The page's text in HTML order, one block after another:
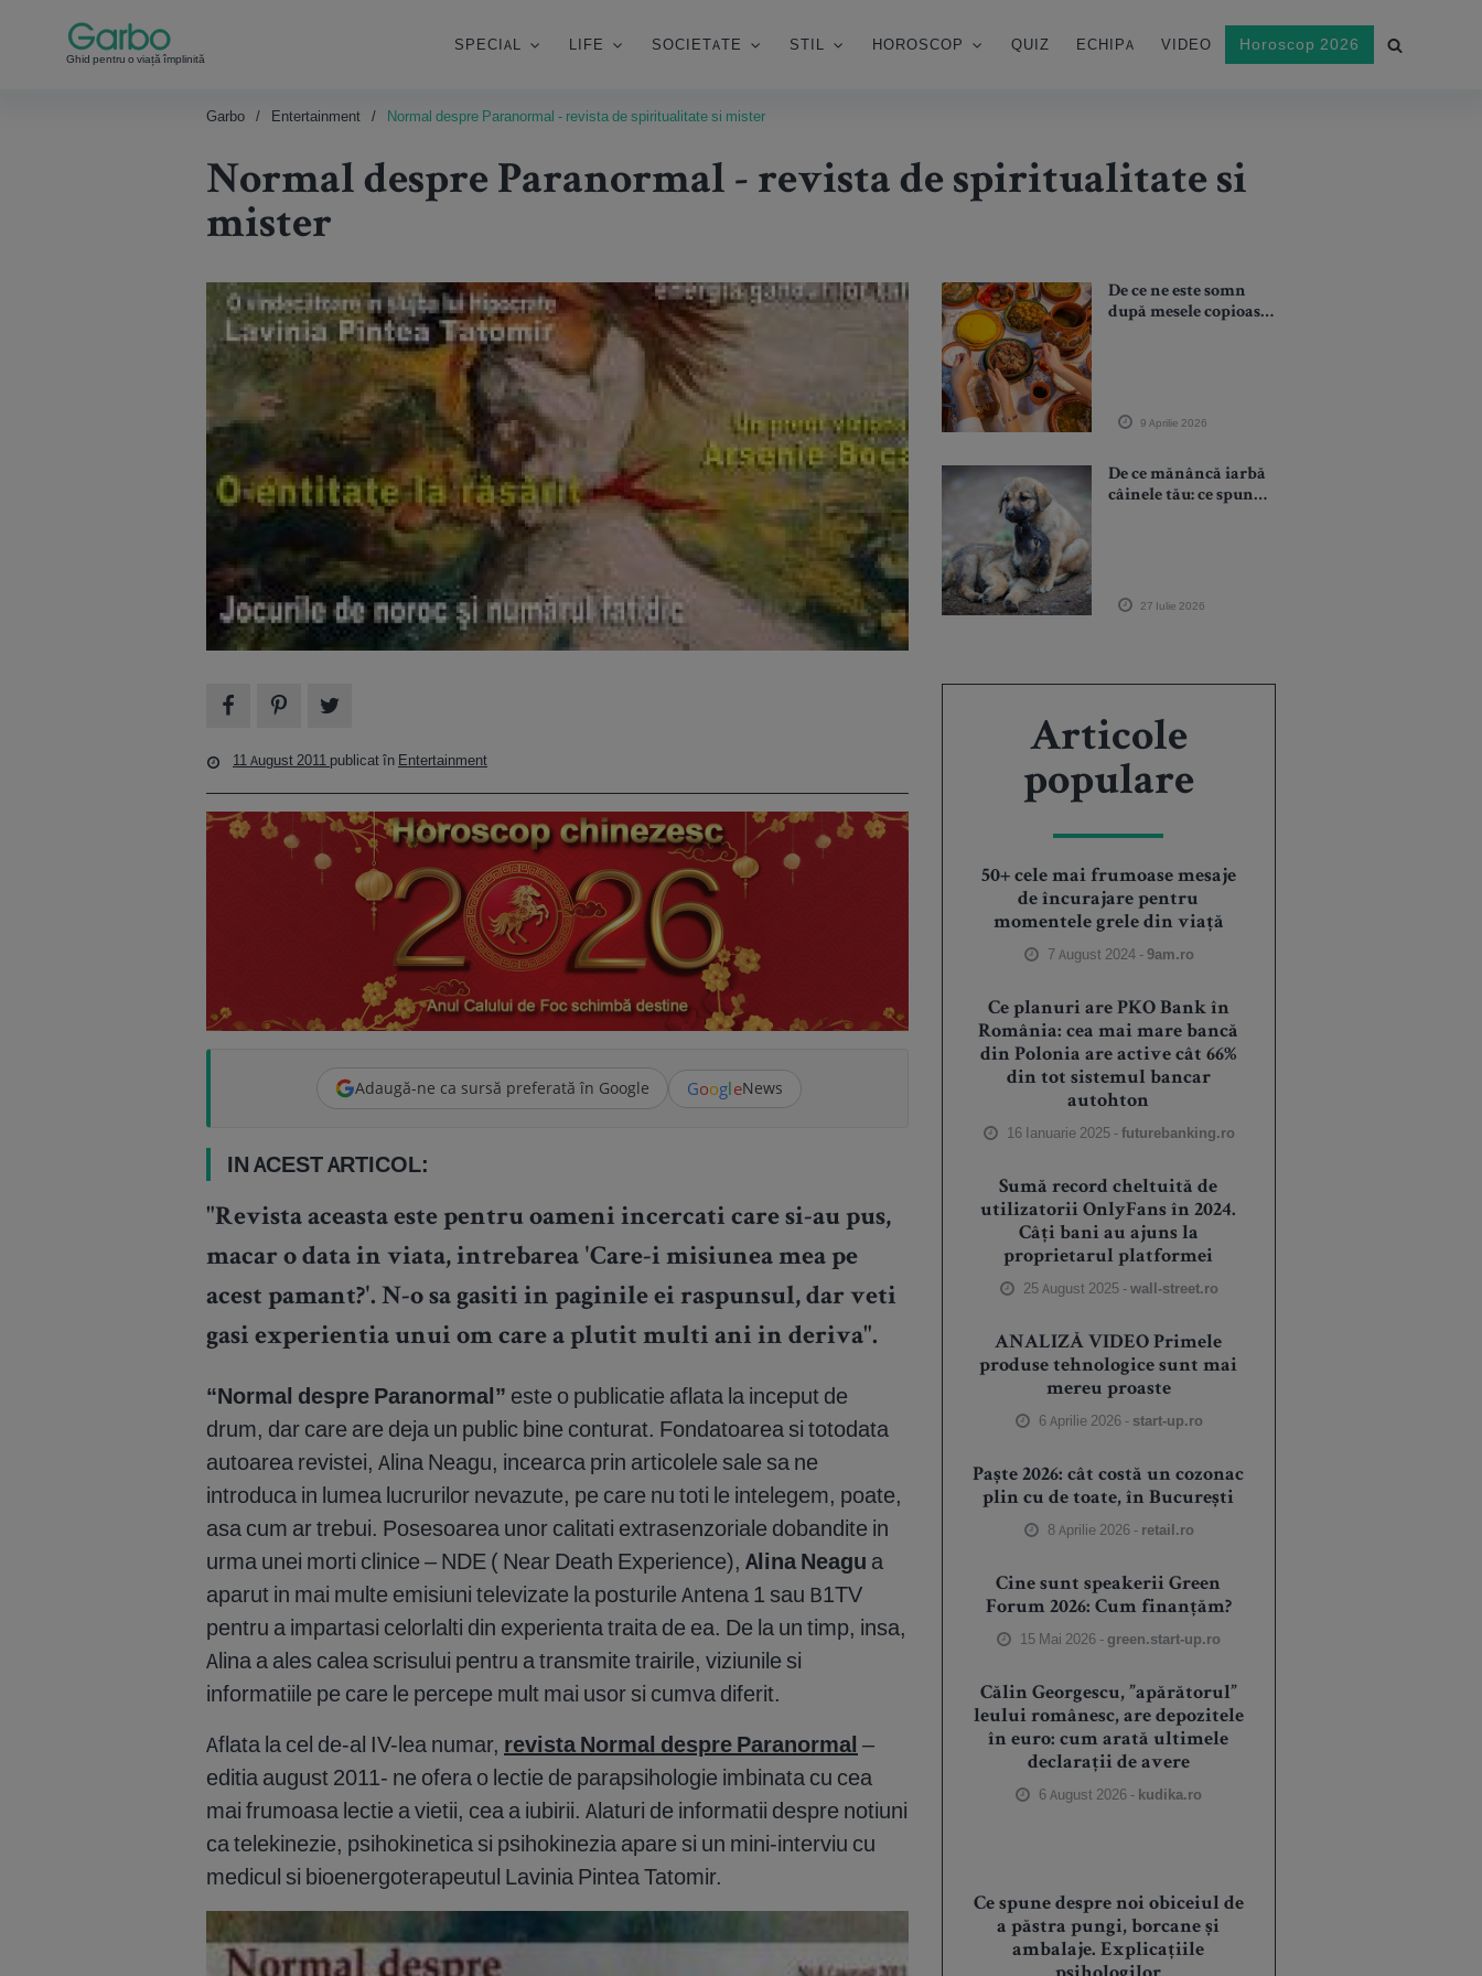
Ghid pentru o viață împlinită
SPECIAL LIFE SOCIETATE STIL HOROSCOP QUIZ ECHIPA VIDEO Horoscop 2026
Garbo Entertainment Normal despre Paranormal - revista de spiritualitate si mister
Normal despre Paranormal - revista de spiritualitate si
mister
De ce ne este somn
după mesele copioase?
9 Aprilie 2026
De ce mănâncă iarbă
câinele tău: ce spun
27 Iulie 2026
11 August 2011 publicat în Entertainment
Adaugă-ne ca sursă preferată în Google GoogleNews
IN ACEST ARTICOL:
"Revista aceasta este pentru oameni incercati care si-au pus,
macar o data in viata, intrebarea 'Care-i misiunea mea pe
acest pamant?'. N-o sa gasiti in paginile ei raspunsul, dar veti
gasi experientia unui om care a plutit multi ani in deriva".
“Normal despre Paranormal” este o publicatie aflata la inceput de
drum, dar care are deja un public bine conturat. Fondatoarea si totodata
autoarea revistei, Alina Neagu, incearca prin articolele sale sa ne
introduca in lumea lucrurilor nevazute, pe care nu toti le intelegem, poate,
asa cum ar trebui. Posesoarea unor calitati extrasenzoriale dobandite in
urma unei morti clinice – NDE ( Near Death Experience), Alina Neagu a
aparut in mai multe emisiuni televizate la posturile Antena 1 sau B1TV
pentru a impartasi celorlalti din experienta traita de ea. De la un timp, insa,
Alina a ales calea scrisului pentru a transmite trairile, viziunile si
informatiile pe care le percepe mult mai usor si cumva diferit.
Aflata la cel de-al IV-lea numar, revista Normal despre Paranormal –
editia august 2011- ne ofera o lectie de parapsihologie imbinata cu cea
mai frumoasa lectie a vietii, cea a iubirii. Alaturi de informatii despre notiuni
ca telekinezie, psihokinetica si psihokinezia apare si un mini-interviu cu
medicul si bioenergoterapeutul Lavinia Pintea Tatomir.
Articole
populare
50+ cele mai frumoase mesaje
de încurajare pentru
momentele grele din viață
7 August 2024 -9am.ro
Ce planuri are PKO Bank în
România: cea mai mare bancă
din Polonia are active cât 66%
din tot sistemul bancar
autohton
16 Ianuarie 2025 -futurebanking.ro
Sumă record cheltuită de
utilizatorii OnlyFans în 2024.
Câți bani au ajuns la
proprietarul platformei
25 August 2025 -wall-street.ro
ANALIZĂ VIDEO Primele
produse tehnologice sunt mai
mereu proaste
6 Aprilie 2026 - start-up.ro
Paște 2026: cât costă un cozonac
plin cu de toate, în București
8 Aprilie 2026 - retail.ro
Cine sunt speakerii Green
Forum 2026: Cum finanțăm?
15 Mai 2026 - green.start-up.ro
Călin Georgescu, ”apărătorul”
leului românesc, are depozitele
în euro: cum arată ultimele
declarații de avere
6 August 2026 - kudika.ro
Ce spune despre noi obiceiul de
a păstra pungi, borcane și
ambalaje. Explicațiile